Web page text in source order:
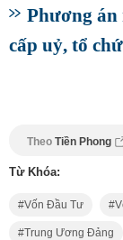
Phương án
cấp uỷ, tổ
Theo Tiền Phong
Từ Khóa:
Vốn Đầu Tư
Trung Ương Đảng